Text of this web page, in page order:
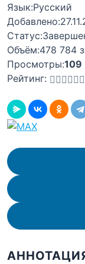
Язык:Русский
Добавлено:
Статус:
Объём:478 784
Просмотры:109
Рейтинг: